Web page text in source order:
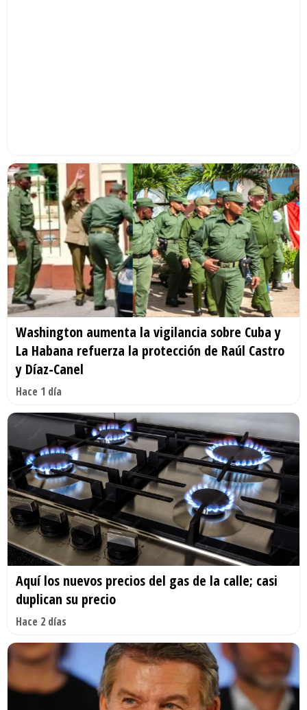
Washington aumenta la vigilancia sobre Cuba y
La Habana refuerza la protección de Raúl Castro
y Díaz-Canel
Hace 1 día
Aquí los nuevos precios del gas de la calle; casi
duplican su precio
Hace 2 días